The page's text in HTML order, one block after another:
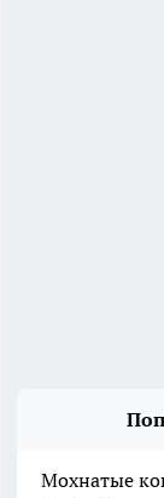
Мохнатые